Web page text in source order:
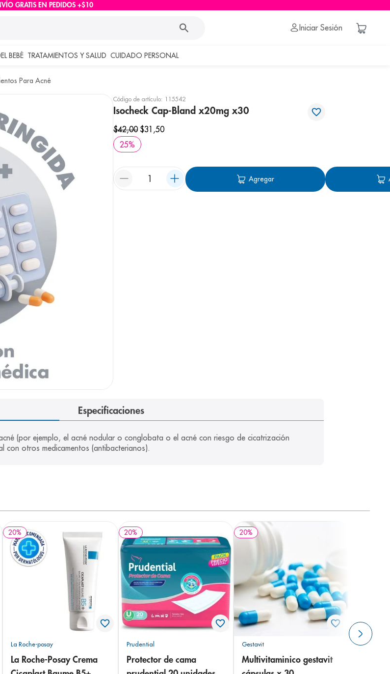
GRATIS EN PEDIDOS +$10
Iniciar Sesión
BEBÉ TRATAMIENTOS Y SALUD CUIDADO PERSONAL
Para Acné
Código de artículo: 115542
Isocheck Cap-Bland x20mg x30
$42,00 $31 ,50
25%
Agregar
Especificaciones
(por ejemplo, el acné nodular o conglobata o el acné con riesgo de cicatrización
con otros medicamentos (antibacterianos).
20%
La Roche-posay
La Roche-Posay Crema
20%
Prudential
Protector de cama
20%
Gestavit
Multivitaminico gestavit